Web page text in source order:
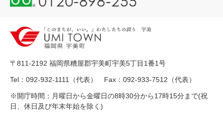
1
-
8
-
5
5
〒811-2192 福岡県糟屋郡宇美町宇美5丁目1番1号
Tel：092-932-1111（代表） Fax：092-933-7512（代表）
※開庁時間：月曜日から金曜日の8時30分から17時15分まで(祝
日、休日及び年末年始を除く)